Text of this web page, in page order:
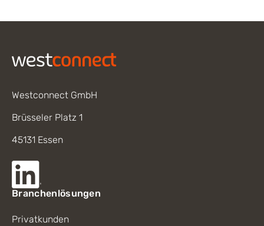
Westconnect GmbH
Brüsseler Platz 1
45131 Essen
Branchenlösungen
Privatkunden